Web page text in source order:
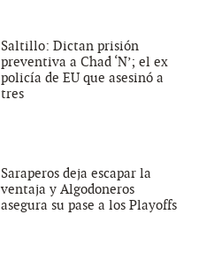
Saltillo: Dictan prisión
preventiva a Chad ‘N’; el ex
policía de EU que asesinó a
tres
Saraperos deja escapar la
ventaja y Algodoneros
asegura su pase a los Playoffs